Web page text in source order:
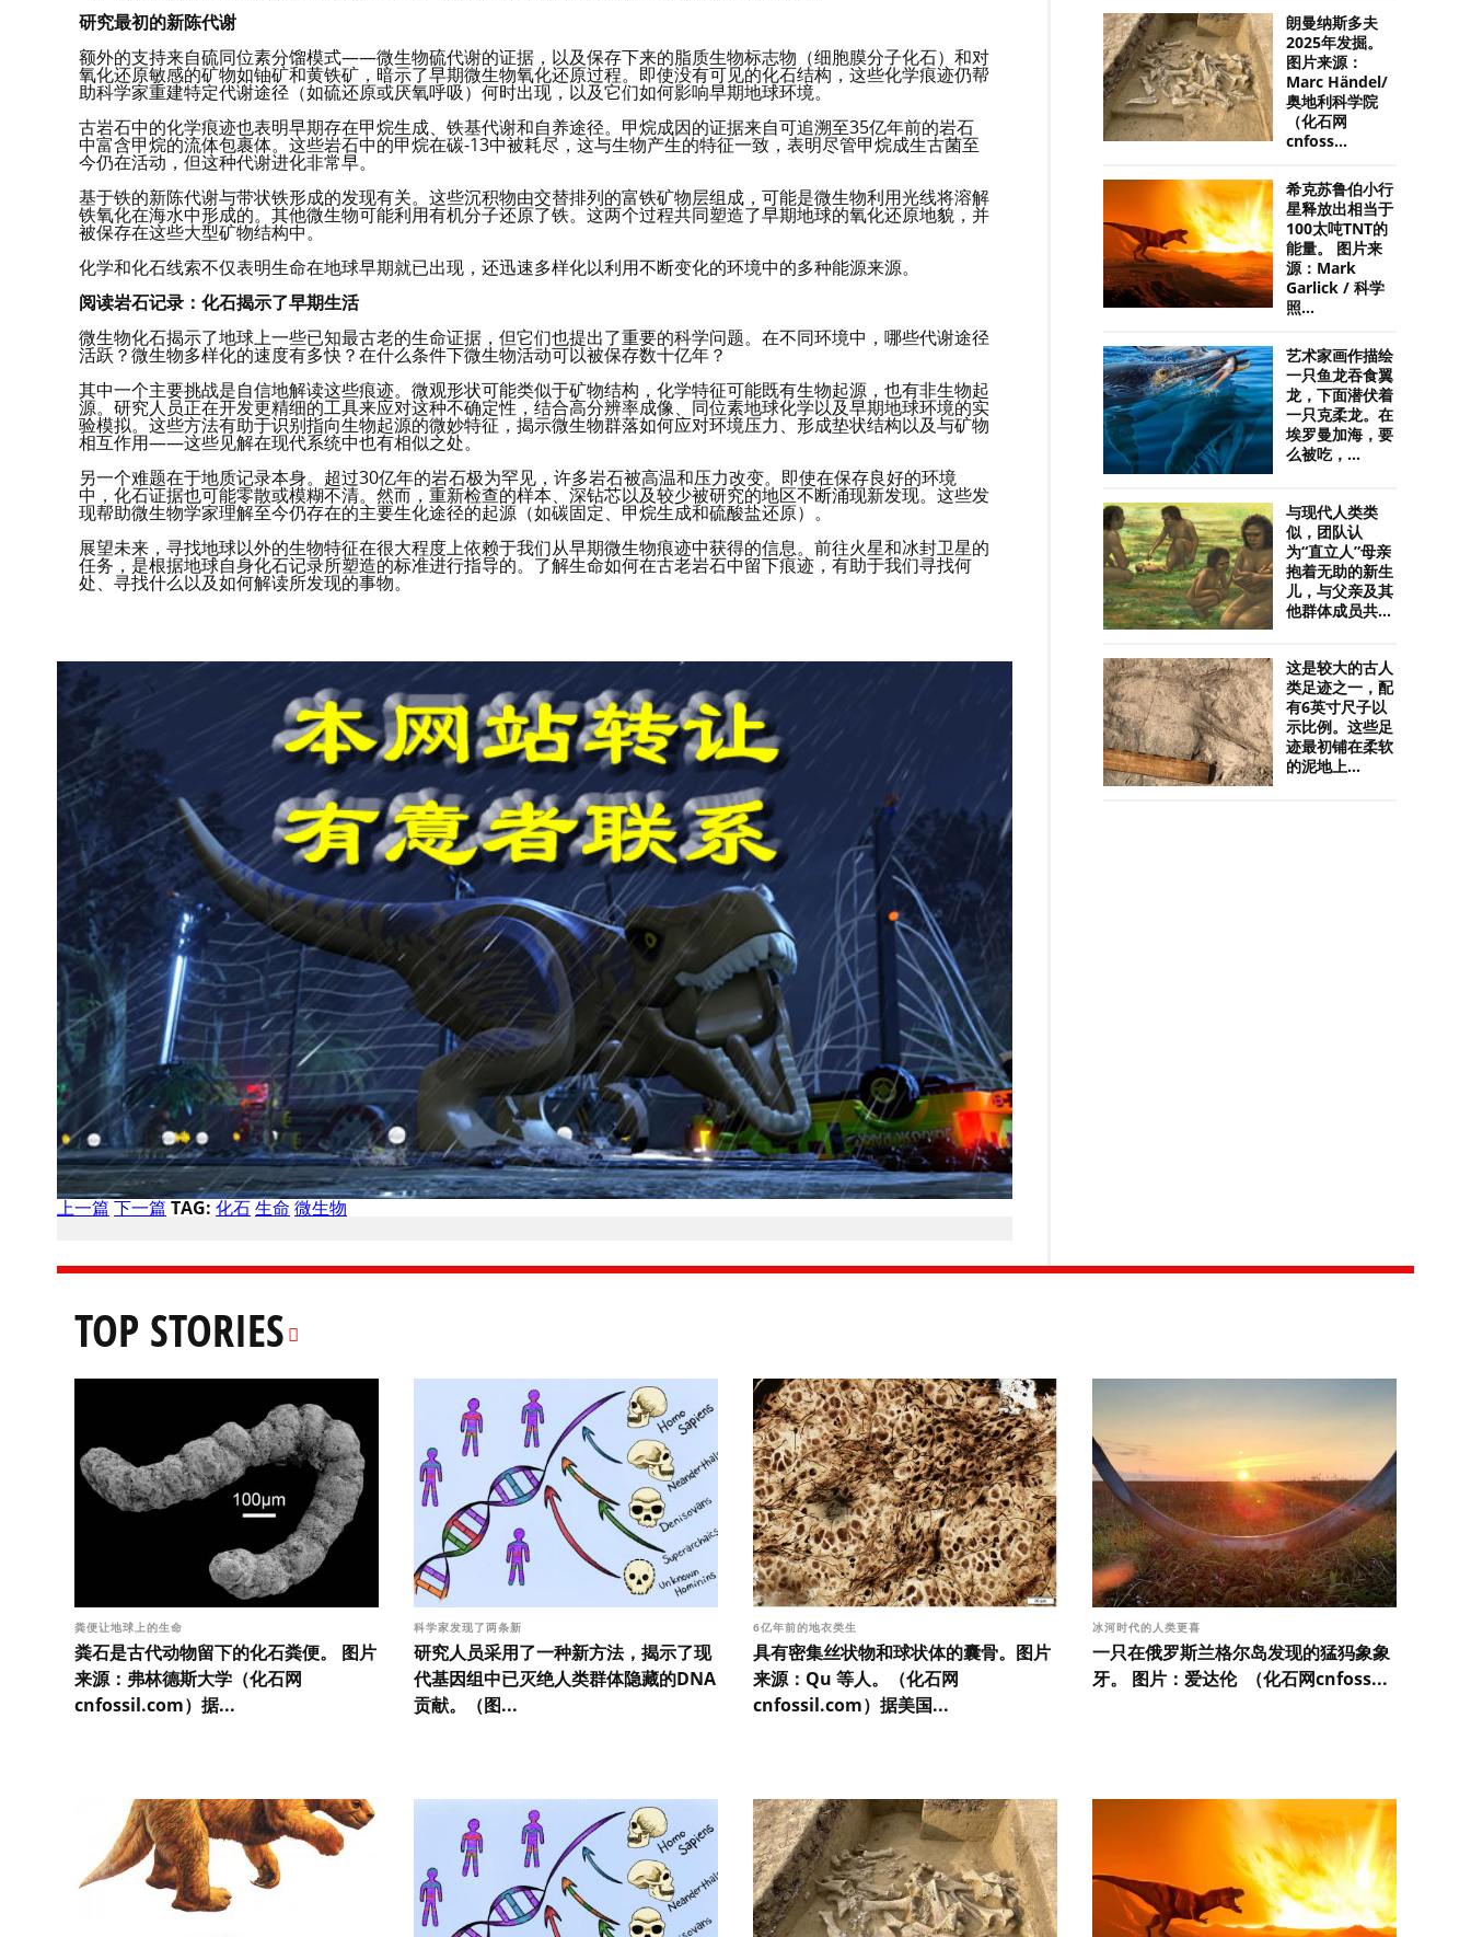
研究最初的新陈代谢
额外的支持来自硫同位素分馏模式——微生物硫代谢的证据，以及保存下来的脂质生物标志物（细胞膜分子化石）和对
氧化还原敏感的矿物如铀矿和黄铁矿，暗示了早期微生物氧化还原过程。即使没有可见的化石结构，这些化学痕迹仍帮
助科学家重建特定代谢途径（如硫还原或厌氧呼吸）何时出现，以及它们如何影响早期地球环境。
古岩石中的化学痕迹也表明早期存在甲烷生成、铁基代谢和自养途径。甲烷成因的证据来自可追溯至35亿年前的岩石
中富含甲烷的流体包裹体。这些岩石中的甲烷在碳-13中被耗尽，这与生物产生的特征一致，表明尽管甲烷成生古菌至
今仍在活动，但这种代谢进化非常早。
基于铁的新陈代谢与带状铁形成的发现有关。这些沉积物由交替排列的富铁矿物层组成，可能是微生物利用光线将溶解
铁氧化在海水中形成的。其他微生物可能利用有机分子还原了铁。这两个过程共同塑造了早期地球的氧化还原地貌，并
被保存在这些大型矿物结构中。
化学和化石线索不仅表明生命在地球早期就已出现，还迅速多样化以利用不断变化的环境中的多种能源来源。
阅读岩石记录：化石揭示了早期生活
微生物化石揭示了地球上一些已知最古老的生命证据，但它们也提出了重要的科学问题。在不同环境中，哪些代谢途径
活跃？微生物多样化的速度有多快？在什么条件下微生物活动可以被保存数十亿年？
其中一个主要挑战是自信地解读这些痕迹。微观形状可能类似于矿物结构，化学特征可能既有生物起源，也有非生物起
源。研究人员正在开发更精细的工具来应对这种不确定性，结合高分辨率成像、同位素地球化学以及早期地球环境的实
验模拟。这些方法有助于识别指向生物起源的微妙特征，揭示微生物群落如何应对环境压力、形成垫状结构以及与矿物
相互作用——这些见解在现代系统中也有相似之处。
另一个难题在于地质记录本身。超过30亿年的岩石极为罕见，许多岩石被高温和压力改变。即使在保存良好的环境
中，化石证据也可能零散或模糊不清。然而，重新检查的样本、深钻芯以及较少被研究的地区不断涌现新发现。这些发
现帮助微生物学家理解至今仍存在的主要生化途径的起源（如碳固定、甲烷生成和硫酸盐还原）。
展望未来，寻找地球以外的生物特征在很大程度上依赖于我们从早期微生物痕迹中获得的信息。前往火星和冰封卫星的
任务，是根据地球自身化石记录所塑造的标准进行指导的。了解生命如何在古老岩石中留下痕迹，有助于我们寻找何
处、寻找什么以及如何解读所发现的事物。
上一篇 下一篇 TAG: 化石生命 微生物
朗曼纳斯多夫
2025年发掘。
图片来源：
Marc Händel/
奥地利科学院
（化石网
cnfoss...
希克苏鲁伯小行
星释放出相当于
100太吨TNT的
能量。 图片来
源：Mark
Garlick / 科学
照...
艺术家画作描绘
一只鱼龙吞食翼
龙，下面潜伏着
一只克柔龙。在
埃罗曼加海，要
么被吃，...
与现代人类类
似，团队认
为“直立人”母亲
抱着无助的新生
儿，与父亲及其
他群体成员共...
这是较大的古人
类足迹之一，配
有6英寸尺子以
示比例。这些足
迹最初铺在柔软
的泥地上...
TOP STORIES
粪便让地球上的生命
粪石是古代动物留下的化石粪便。 图片
来源：弗林德斯大学（化石网
cnfossil.com）据...
科学家发现了两条新
研究人员采用了一种新方法，揭示了现
代基因组中已灭绝人类群体隐藏的DNA
贡献。（图...
6亿年前的地衣类生
具有密集丝状物和球状体的囊骨。图片
来源：Qu 等人。（化石网
cnfossil.com）据美国...
冰河时代的人类更喜
一只在俄罗斯兰格尔岛发现的猛犸象象
牙。 图片：爱达伦 （化石网cnfoss...